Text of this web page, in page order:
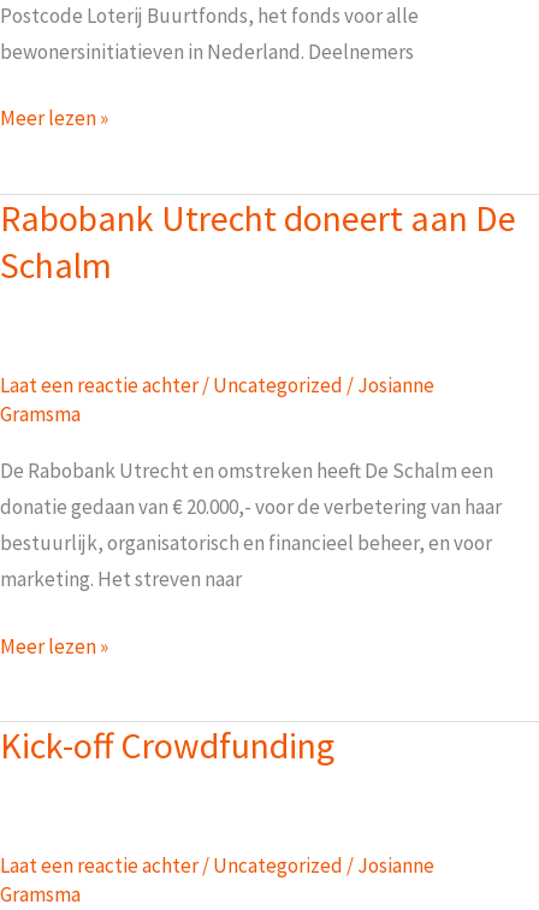
Postcode Loterij Buurtfonds, het fonds voor alle
bewonersinitiatieven in Nederland. Deelnemers
Postcode
Buurtfonds
steunt
De
Meer lezen »
Rabobank Utrecht doneert aan De
Schalm
Laat een reactie achter/Uncategorized /Josianne
Gramsma
De Rabobank Utrecht en omstreken heeft De Schalm een
donatie gedaan van € 20.000,- voor de verbetering van haar
bestuurlijk, organisatorisch en financieel beheer, en voor
marketing. Het streven naar
Rabobank
doneert
aan
Meer lezen »
Kick-off Crowdfunding
Laat een reactie achter/Uncategorized/Josianne
Gramsma